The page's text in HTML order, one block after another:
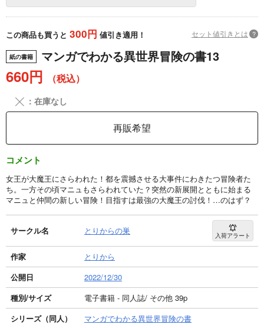
この商品も買うと 300円 値引き適用！ セット値引きとは ?
紙の書籍 マンガでわかる異世界冒険の書13
660円 （税込）
╳ ：在庫なし
再販希望
コメント
女王が大魔王にさらわれた！都を震撼させる大事件にわきたつ冒険者た
ち。一方その頃マニュもさらわれていた？突然の新展開とともに始まる
マニュと仲間の新しい冒険！目指すは最強の大魔王の討伐！…のはず？
サークル名 とりからの巣 入荷アラート
作家
とりから
公開日
2022/12/30
種別/サイズ
電子書籍 - 同人誌/ その他 39p
シリーズ（同人）
マンガでわかる異世界冒険の書